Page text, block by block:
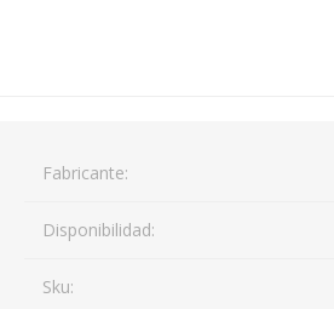
Fabricante:
Disponibilidad:
Sku: